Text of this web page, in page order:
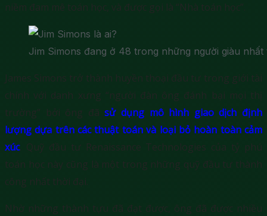
niềm đam mê toán học, và được gọi là “Nhà toán học”.
Jim Simons đang ở 48 trong những người giàu nhất
James Simons trở thành huyền thoại đầu tư trong giới tài
chính với danh xưng “người đàn ông đánh bại mọi thị
trường” bởi ông đãsử dụng mô hình giao dịch định
lượng dựa trên các thuật toán và loại bỏ hoàn toàn cảm
xúc. Quỹ đầu tư Renaissance Technologies của tỷ phú
toán học này cũng là một trong những quỹ đầu tư thành
công nhất thời đại.
Nhờ những thành tựu đã đạt được, ông đã được nhiều